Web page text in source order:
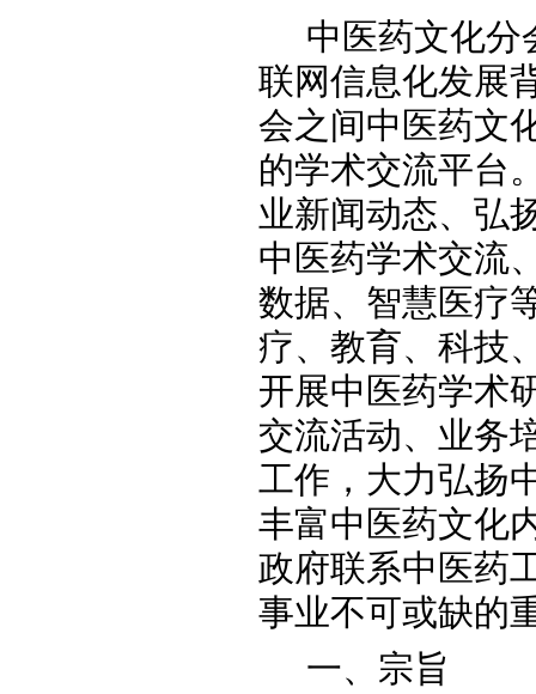
中医药文化
联网信息化发展
会之间中医药文
的学术交流平台
业新闻动态、弘
中医药学术交流
数据、智慧医疗
疗、教育、科技
开展中医药学术
交流活动、业务
工作，大力弘扬
丰富中医药文化
政府联系中医药
事业不可或缺的
一、宗旨